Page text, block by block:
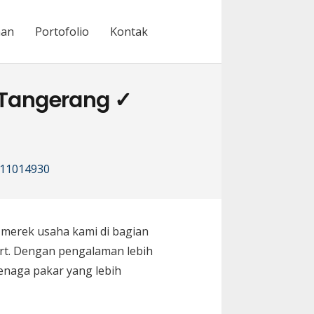
Portofolio Kontak
✓
usaha kami di bagian
Dengan pengalaman lebih
pakar yang lebih